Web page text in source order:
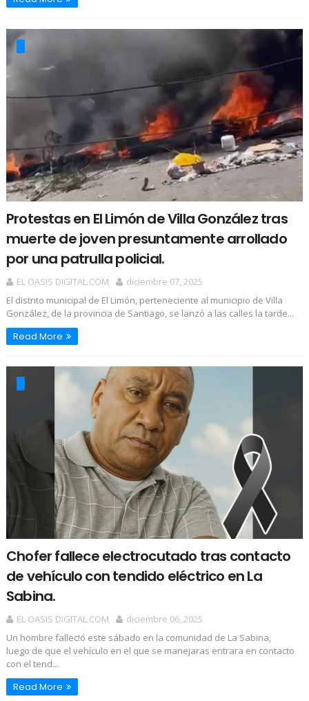
Protestas en El Limón de Villa González tras
muerte de joven presuntamente arrollado
por una patrulla policial.
EL OASIS DIGITAL.COM
diciembre 07, 2025
El distrito municipal de El Limón, perteneciente al municipio de Villa
González, de la provincia de Santiago, se lanzó a las calles la tarde...
Read More
Chofer fallece electrocutado tras contacto
de vehículo con tendido eléctrico en La
Sabina.
EL OASIS DIGITAL.COM
diciembre 06, 2025
Un hombre fallec!ó este sábado en la comunidad de La Sabina,
luego de que el vehículo en el que se manejaras entrara en contacto
con el tend...
Read More